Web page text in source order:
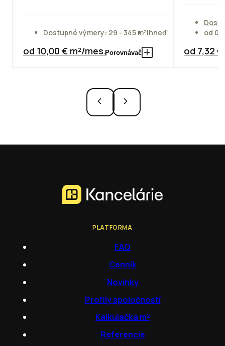
Dostupné výmery: 29 - 345 m²Ihneď
od 10,00 € m²/mes.Porovnávač
od
od 7,32
PLATFORMA
FAQ
Cenník
Novinky
Profily spoločností
Kalkulačka m²
Referencie